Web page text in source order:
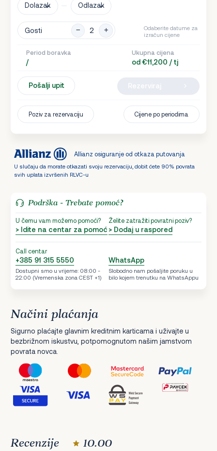
Dolazak Odlazak
Gosti
Odaberite datume za
izračun cijene
Period boravka
/
Ukupna cijena
od €11,200 / tj
Pošalji upit
Poziv za rezervaciju Cijene po periodima
Allianz osiguranje od otkaza putovanja
U slučaju da morate otkazati svoju rezervaciju, dobit ćete 90% povrata
svih uplata izvršenih RLVC-u
Podrška - Trebate pomoć?
U čemu vam možemo pomoći?
> Idite na centar za pomoć
Želite zatražiti povratni poziv?
> Dodaj u raspored
Call centar
+385 91 315 5550
Dostupni smo u vrijeme: 08:00 -
22:00 (Vremenska zona CEST +1)
WhatsApp
Slobodno nam pošaljite poruku u
bilo kojem trenutku na WhatsAppu
Načini plaćanja
Sigurno plaćajte glavnim kreditnim karticama i uživajte u
bezbrižnom iskustvu, potpomognutom našim jamstvom
povrata novca.
Recenzije 10.00